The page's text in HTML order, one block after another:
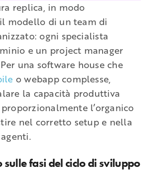
replica, in modo
modello di un team di
ogni specialista
e un project manager
una software house che
o webapp complesse,
la capacità produttiva
l’organico
nel corretto setup e nella
sulle fasi del ciclo di sviluppo